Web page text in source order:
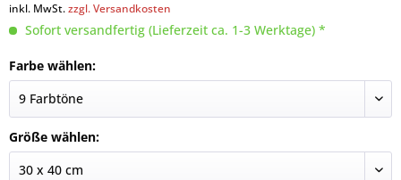
inkl. MwSt.zzgl. Versandkosten
Sofort versandfertig (Lieferzeit ca. 1-3 Werktage) *
Farbe wählen:
Größe wählen: